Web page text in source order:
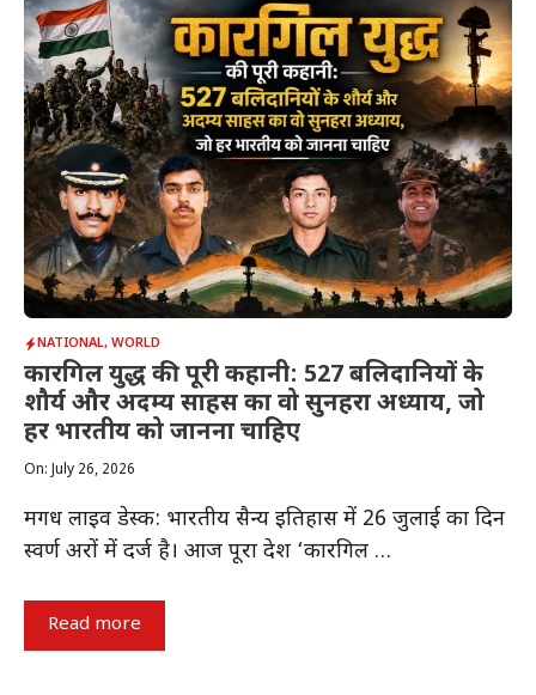
NATIONAL, WORLD
कारगिल युद्ध की पूरी कहानी: 527 बलिदानियों के
शौर्य और अदम्य साहस का वो सुनहरा अध्याय, जो
हर भारतीय को जानना चाहिए
On: July 26, 2026
मगध लाइव डेस्क: भारतीय सैन्य इतिहास में 26 जुलाई का दिन
स्वर्ण अक्षरों में दर्ज है। आज पूरा देश ‘कारगिल …
Read more